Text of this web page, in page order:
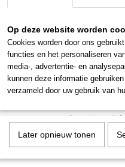
- 30 meter
- Breedte
Levering met
Op deze website worden
Cookies worden door ons
functies en het personaliseren
media-, advertentie- en
kunnen deze informatie
verzameld door uw gebruik van
Later opnieuw tonen